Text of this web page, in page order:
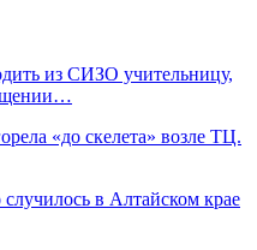
из СИЗО учительницу,
«до скелета» возле ТЦ.
в Алтайском крае